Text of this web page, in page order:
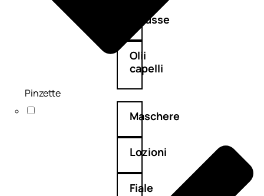
Mousse
Olii
capelli
Maschere
Lozioni
Fiale
Pinzette